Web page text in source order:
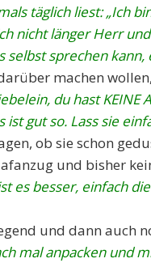
täglich liest: „Ich
nicht länger Herr
selbst sprechen
machen
du hast KEINE
gut so. Lass sie
ob sie schon
und bisher
es besser, einfach
und dann auch
mal anpacken und